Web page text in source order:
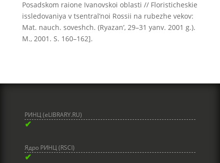
Posadskom raione Ivanovskoi oblasti // Floristicheskie
issledovaniya v tsentral’noi Rossii na rubezhe vekov:
Mat. nauch. soveshch. (Ryazan’, 29–31 yanv. 2001 g.).
M., 2001. S. 160–162].
РИНЦ (eLIBRARY.RU)
✔
Ядро РИНЦ (RSCI)
✔